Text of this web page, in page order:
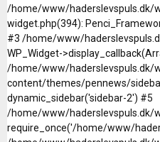
/home/www/haderslevspuls.dk/
widget.php(394):
#3 /home/www/
WP_Widget-
/home/www/haderslevspuls.dk/
content/themes/pennews/
dynamic_sidebar('sidebar-2') #5
/home/www/haderslevspuls.dk/
require_once('/home/www/